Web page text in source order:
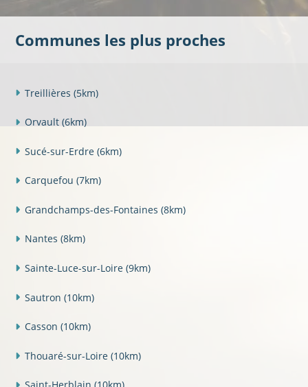
Communes les plus proches
Treillières (5km)
Orvault (6km)
Sucé-sur-Erdre (6km)
Carquefou (7km)
Grandchamps-des-Fontaines (8km)
Nantes (8km)
Sainte-Luce-sur-Loire (9km)
Sautron (10km)
Casson (10km)
Thouaré-sur-Loire (10km)